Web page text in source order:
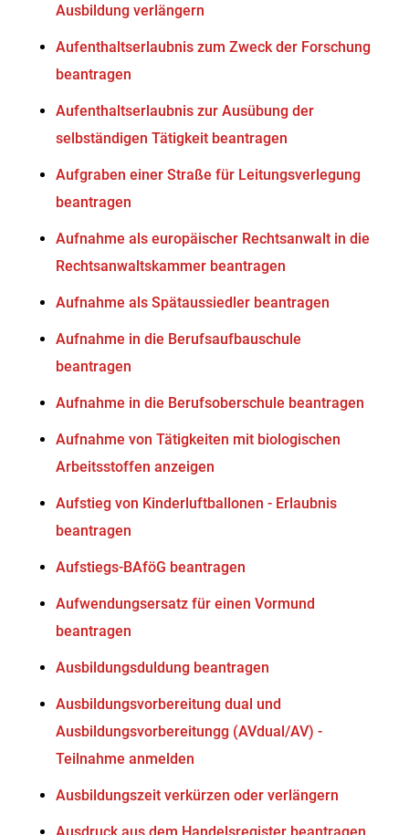
Ausbildung verlängern
Aufenthaltserlaubnis zum Zweck der Forschung
beantragen
Aufenthaltserlaubnis zur Ausübung der
selbständigen Tätigkeit beantragen
Aufgraben einer Straße für Leitungsverlegung
beantragen
Aufnahme als europäischer Rechtsanwalt in die
Rechtsanwaltskammer beantragen
Aufnahme als Spätaussiedler beantragen
Aufnahme in die Berufsaufbauschule
beantragen
Aufnahme in die Berufsoberschule beantragen
Aufnahme von Tätigkeiten mit biologischen
Arbeitsstoffen anzeigen
Aufstieg von Kinderluftballonen - Erlaubnis
beantragen
Aufstiegs-BAföG beantragen
Aufwendungsersatz für einen Vormund
beantragen
Ausbildungsduldung beantragen
Ausbildungsvorbereitung dual und
Ausbildungsvorbereitungg (AVdual/AV) -
Teilnahme anmelden
Ausbildungszeit verkürzen oder verlängern